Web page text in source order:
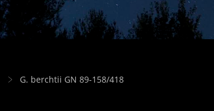
G. berchtii GN 89-158/418